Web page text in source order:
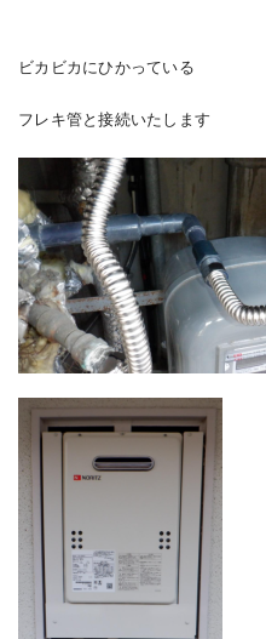
ビカビカにひかっている
フレキ管と接続いたします